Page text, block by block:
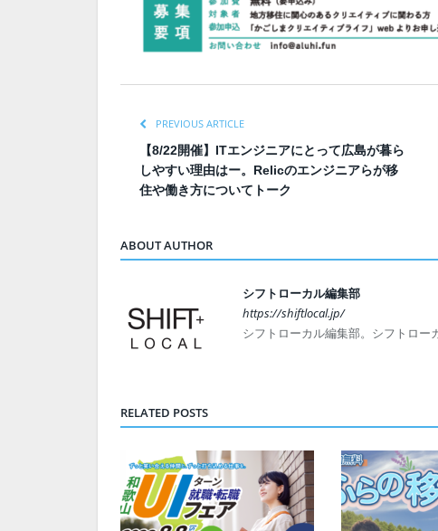
PREVIOUS ARTICLE
【8/22開催】ITエンジニアにとって広島が暮ら
しやすい理由はー。Relicのエンジニアらが移
住や働き方についてトーク
ABOUT AUTHOR
シフトローカル編集部
https://shiftlocal.jp/
シフトローカル編集部。シフトロー
RELATED POSTS